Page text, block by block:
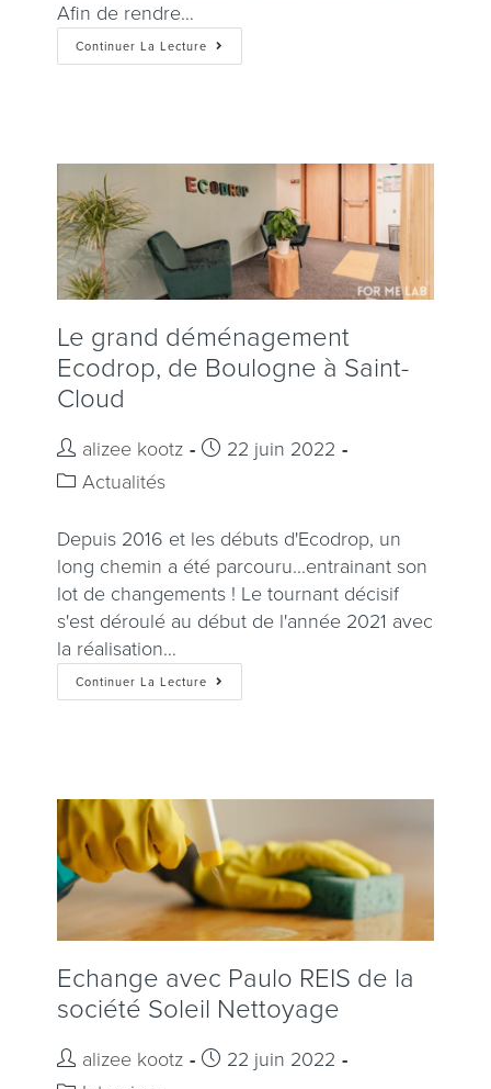
Afin de rendre…
Continuer La Lecture
Le grand déménagement
Ecodrop, de Boulogne à Saint-
Cloud
alizee kootz
22 juin 2022
Actualités
Depuis 2016 et les débuts d'Ecodrop, un
long chemin a été parcouru...entrainant son
lot de changements ! Le tournant décisif
s'est déroulé au début de l'année 2021 avec
la réalisation…
Continuer La Lecture
Echange avec Paulo REIS de la
société Soleil Nettoyage
alizee kootz
22 juin 2022